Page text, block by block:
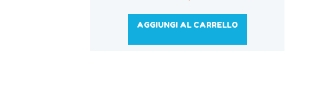
AGGIUNGI AL CARRELLO